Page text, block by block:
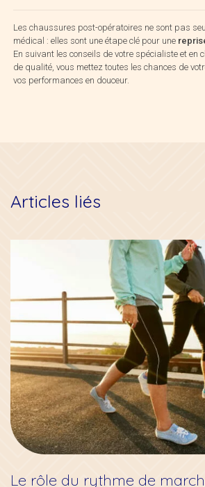
Les chaussures post-opératoires ne sont pas
médical : elles sont une étape clé pour une
En suivant les conseils de votre spécialiste et en
de qualité, vous mettez toutes les chances de
vos performances en douceur.
Articles liés
Le rôle du rythme de